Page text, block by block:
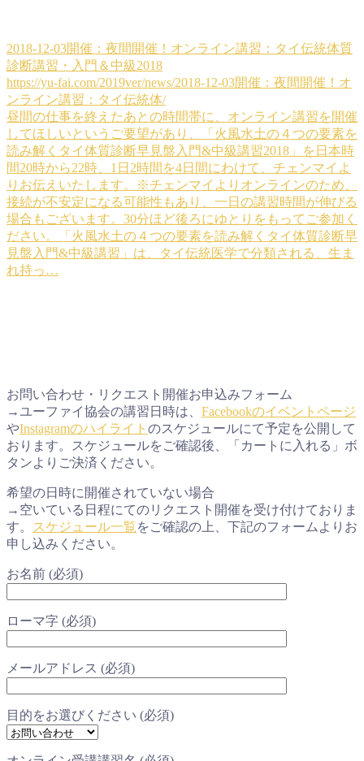
2018-12-03開催：夜間開催！オンライン講習：タイ伝統体質
診断講習・入門＆中級2018
https://yu-fai.com/2019ver/news/2018-12-03開催：夜間開催！オ
ンライン講習：タイ伝統体/
昼間の仕事を終えたあとの時間帯に、オンライン講習を開催
してほしいというご要望があり、「火風水土の４つの要素を
読み解くタイ体質診断早見盤入門&中級講習2018」を日本時
間20時から22時、1日2時間を4日間にわけて、チェンマイよ
りお伝えいたします。※チェンマイよりオンラインのため、
接続が不安定になる可能性もあり、一日の講習時間が伸びる
場合もございます。30分ほど後ろにゆとりをもってご参加く
ださい。「火風水土の４つの要素を読み解くタイ体質診断早
見盤入門&中級講習」は、タイ伝統医学で分類される、生ま
れ持っ…
お問い合わせ・リクエスト開催お申込みフォーム
→ユーファイ協会の講習日時は、 Facebookのイベントページ
やInstagramのハイライト のスケジュールにて予定を公開して
おります。スケジュールをご確認後、「カートに入れる」ボ
タンよりご決済ください。
希望の日時に開催されていない場合
→空いている日程にてのリクエスト開催を受け付けておりま
す。 スケジュール一覧をご確認の上、下記のフォームよりお
申し込みください。
お名前 (必須)
ローマ字 (必須)
メールアドレス (必須)
目的をお選びください (必須)